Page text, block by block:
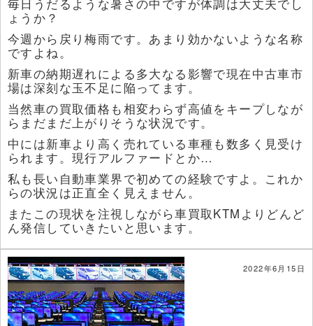
毎日うだるような暑さの中ですが体調は大丈夫でし
ょうか？
今週から戻り梅雨です。あまり効かないような名称
ですよね。
新車の納期遅れによる多大なる影響で現在中古車市
場は深刻な玉不足に陥ってます。
当然車の買取価格も相変わらず高値をキープしなが
らまだまだ上がりそうな状況です。
中には新車より高く売れている車種も数多く見受け
られます。現行アルファードとか…
私も長い自動車業界で初めての経験ですよ。これか
らの状況は正直全く見えません。
またこの現状を注視しながら車買取KTMよりどんど
ん発信していきたいと思います。
2022年6月15日